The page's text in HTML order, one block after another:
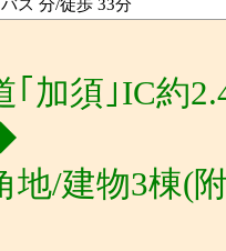
ス 分/徒歩 33分
須｣IC約
3棟(附属